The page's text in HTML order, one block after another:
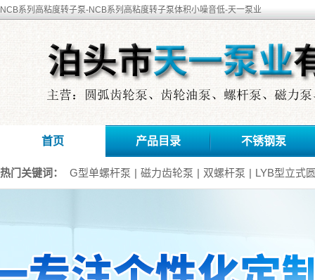
NCB系列高粘度转子泵-NCB系列高粘度转子泵体积小噪音低-天一泵业
首页 产品目录 不锈钢泵
热门关键词： G型单螺杆泵 | 磁力齿轮泵 | 双螺杆泵 | LYB型立式